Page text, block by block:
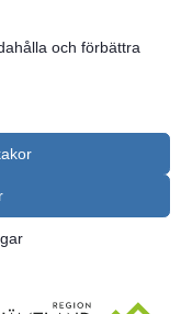
och förbättra